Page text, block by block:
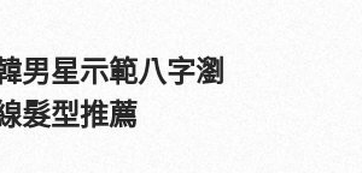
男星示範八字瀏
髮型推薦